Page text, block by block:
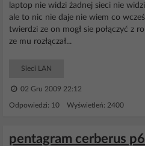
laptop nie widzi żadnej sieci nie
ale to nic nie daje nie wiem co
twierdzi ze on mogł sie połączyć z
ze mu rozłączał...
Sieci LAN
02 Gru 2009 22:12
Odpowiedzi: 10 Wyświetleń: 2400
pentagram cerberus